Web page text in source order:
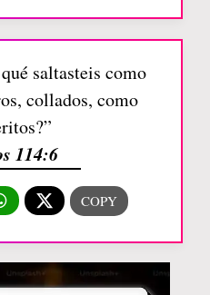
saltasteis como
collados, como
114:6